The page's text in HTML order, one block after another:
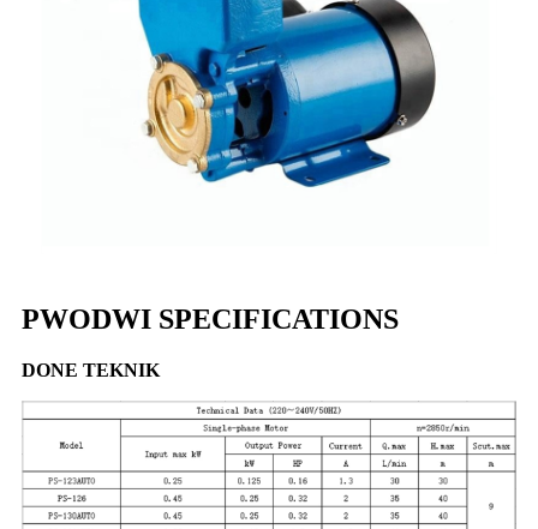
PWODWI SPECIFICATIONS
DONE TEKNIK